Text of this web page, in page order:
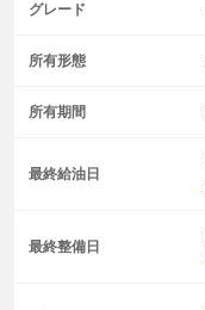
グレード
所有形態
所有期間
最終給油日
最終整備日